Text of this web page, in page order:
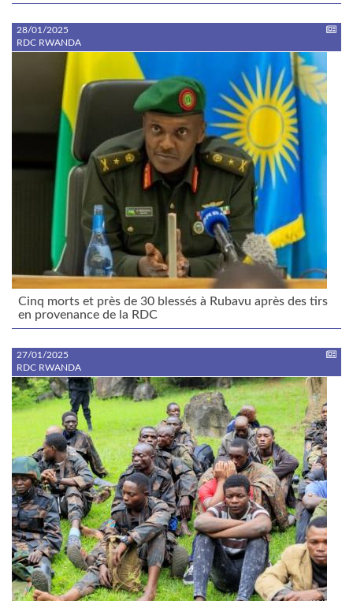
28/01/2025
RDC RWANDA
Cinq morts et près de 30 blessés à Rubavu après des tirs
en provenance de la RDC
27/01/2025
RDC RWANDA